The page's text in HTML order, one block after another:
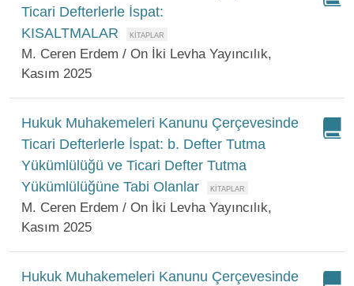
Ticari Defterlerle İspat:
KISALTMALAR
M. Ceren Erdem / On İki Levha Yayıncılık,
Kasım 2025
Hukuk Muhakemeleri Kanunu Çerçevesinde
Ticari Defterlerle İspat: b. Defter Tutma
Yükümlülüğü ve Ticari Defter Tutma
Yükümlülüğüne Tabi Olanlar
M. Ceren Erdem / On İki Levha Yayıncılık,
Kasım 2025
Hukuk Muhakemeleri Kanunu Çerçevesinde